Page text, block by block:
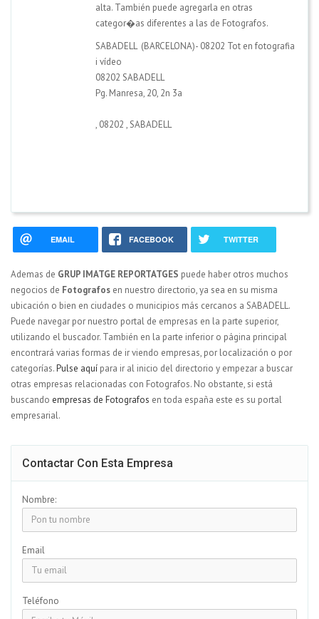
alta. También puede agregarla en otras
categor�as diferentes a las de Fotografos.
SABADELL (BARCELONA)- 08202 Tot en fotografia
i vídeo
08202 SABADELL
Pg. Manresa, 20, 2n 3a
, 08202 ,SABADELL
EMAIL FACEBOOK TWITTER
Ademas de GRUP IMATGE REPORTATGES puede haber otros muchos
negocios de Fotografos en nuestro directorio, ya sea en su misma
ubicación o bien en ciudades o municipios más cercanos a SABADELL.
Puede navegar por nuestro portal de empresas en la parte superior,
utilizando el buscador. También en la parte inferior o página principal
encontrará varias formas de ir viendo empresas, por localización o por
categorías.Pulse aquí para ir al inicio del directorio y empezar a buscar
otras empresas relacionadas con Fotografos. No obstante, si está
buscando empresas de Fotografos en toda españa este es su portal
empresarial.
Contactar Con Esta Empresa
Nombre:
Email
Teléfono